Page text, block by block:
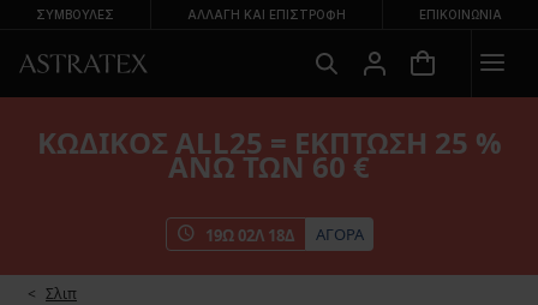
ΣΥΜΒΟΥΛΕΣ ΑΛΛΑΓΉ ΚΑΙ ΕΠΙΣΤΡΟΦΉ ΕΠΙΚΟΙΝΩΝΊΑ
ΚΩΔΙΚΟΣ ALL25 = ΕΚΠΤΩΣΗ 25 %
ΑΝΩ ΤΩΝ 60 €
19Ω 02Λ 17Δ ΑΓΟΡΑ
Σλιπ